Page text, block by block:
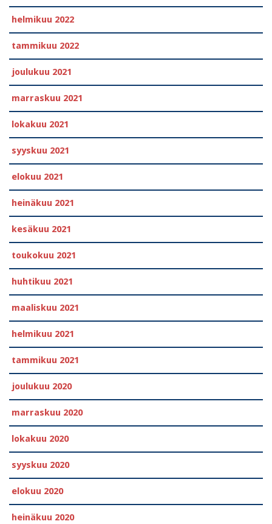
helmikuu 2022
tammikuu 2022
joulukuu 2021
marraskuu 2021
lokakuu 2021
syyskuu 2021
elokuu 2021
heinäkuu 2021
kesäkuu 2021
toukokuu 2021
huhtikuu 2021
maaliskuu 2021
helmikuu 2021
tammikuu 2021
joulukuu 2020
marraskuu 2020
lokakuu 2020
syyskuu 2020
elokuu 2020
heinäkuu 2020